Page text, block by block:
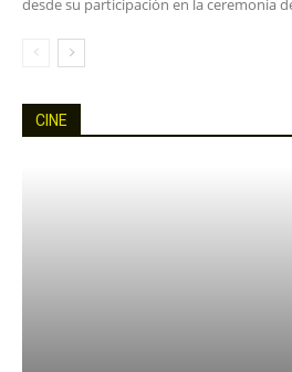
desde su participación en la ceremonia
CINE